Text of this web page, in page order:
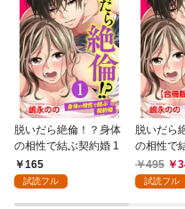
脱いだら絶倫！？身体
の相性で結ぶ契約婚 1
165
試読フル
脱いだら
の相性で
冊版 1
495
試読フル